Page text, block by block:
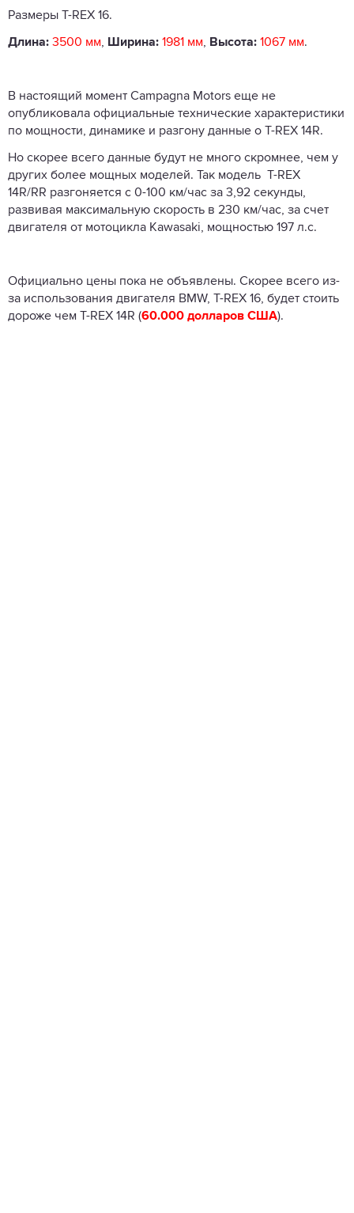
Размеры T-REX 16.
Длина: 3500 мм, Ширина: 1981 мм, Высота: 1067 мм.
В настоящий момент Campagna Motors еще не
опубликовала официальные технические характеристики
по мощности, динамике и разгону данные о T-REX 14R.
Но скорее всего данные будут не много скромнее, чем у
других более мощных моделей. Так модель T-REX
14R/RR разгоняется с 0-100 км/час за 3,92 секунды,
развивая максимальную скорость в 230 км/час, за счет
двигателя от мотоцикла Kawasaki, мощностью 197 л.с.
Официально цены пока не объявлены. Скорее всего из-
за использования двигателя BMW, T-REX 16, будет стоить
дороже чем T-REX 14R (60.000 долларов США).